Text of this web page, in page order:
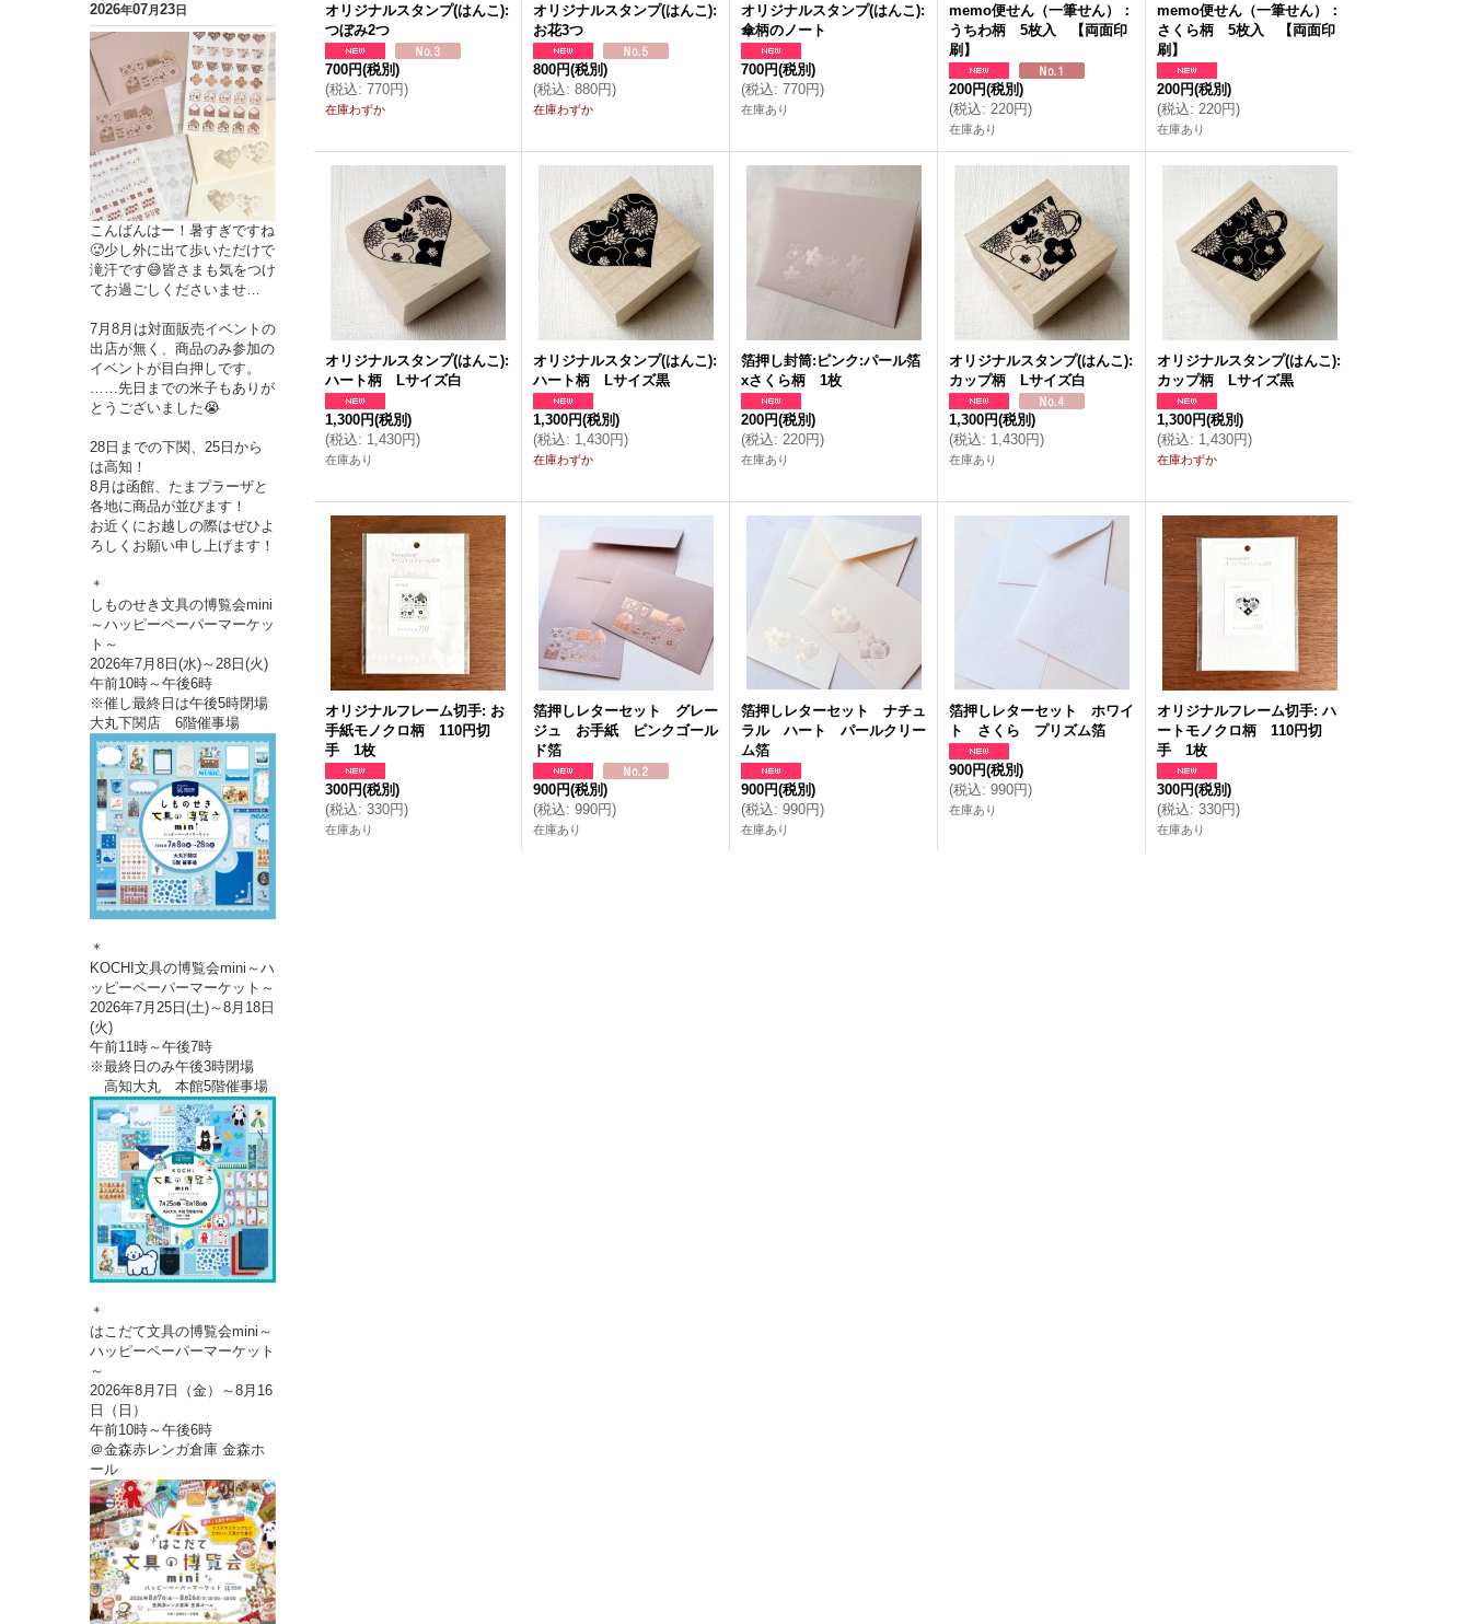
2026年07月23日
こんばんはー！暑すぎですね
🥵少し外に出て歩いただけで
滝汗です😅皆さまも気をつけ
てお過ごしくださいませ…
7月8月は対面販売イベントの
出店が無く、商品のみ参加の
イベントが目白押しです。
……先日までの米子もありが
とうございました😭
28日までの下関、25日から
は高知！
8月は函館、たまプラーザと
各地に商品が並びます！
お近くにお越しの際はぜひよ
ろしくお願い申し上げます！
＊
しものせき文具の博覧会mini
～ハッピーペーパーマーケッ
ト～
2026年7月8日(水)～28日(火)
午前10時～午後6時
※催し最終日は午後5時閉場
大丸下関店 6階催事場
＊
KOCHI文具の博覧会mini～ハ
ッピーペーパーマーケット～
2026年7月25日(土)～8月18日
(火)
午前11時～午後7時
※最終日のみ午後3時閉場
高知大丸 本館5階催事場
＊
はこだて文具の博覧会mini～
ハッピーペーパーマーケット
～
2026年8月7日（金）～8月16
日（日）
午前10時～午後6時
＠金森赤レンガ倉庫 金森ホ
ール
オリジナルスタンプ(はんこ):
つぼみ2つ
700円(税別)
(税込: 770円)
在庫わずか
オリジナルスタンプ(はんこ):
お花3つ
800円(税別)
(税込: 880円)
在庫わずか
オリジナルスタンプ(はんこ):
傘柄のノート
700円(税別)
(税込: 770円)
在庫あり
memo便せん（一筆せん）：
うちわ柄 5枚入 【両面印
刷】
200円(税別)
(税込: 220円)
在庫あり
memo便せん（一筆せん）：
さくら柄 5枚入 【両面印
刷】
200円(税別)
(税込: 220円)
在庫あり
オリジナルスタンプ(はんこ):
ハート柄 Lサイズ白
1,300円(税別)
(税込: 1,430円)
在庫あり
オリジナルスタンプ(はんこ):
ハート柄 Lサイズ黒
1,300円(税別)
(税込: 1,430円)
在庫わずか
箔押し封筒:ピンク:パール箔
xさくら柄 1枚
200円(税別)
(税込: 220円)
在庫あり
オリジナルスタンプ(はんこ):
カップ柄 Lサイズ白
1,300円(税別)
(税込: 1,430円)
在庫あり
オリジナルスタンプ(はんこ):
カップ柄 Lサイズ黒
1,300円(税別)
(税込: 1,430円)
在庫わずか
オリジナルフレーム切手: お
手紙モノクロ柄 110円切
手 1枚
300円(税別)
(税込: 330円)
在庫あり
箔押しレターセット グレー
ジュ お手紙 ピンクゴール
ド箔
900円(税別)
(税込: 990円)
在庫あり
箔押しレターセット ナチュ
ラル ハート パールクリー
ム箔
900円(税別)
(税込: 990円)
在庫あり
箔押しレターセット ホワイ
ト さくら プリズム箔
900円(税別)
(税込: 990円)
在庫あり
オリジナルフレーム切手: ハ
ートモノクロ柄 110円切
手 1枚
300円(税別)
(税込: 330円)
在庫あり